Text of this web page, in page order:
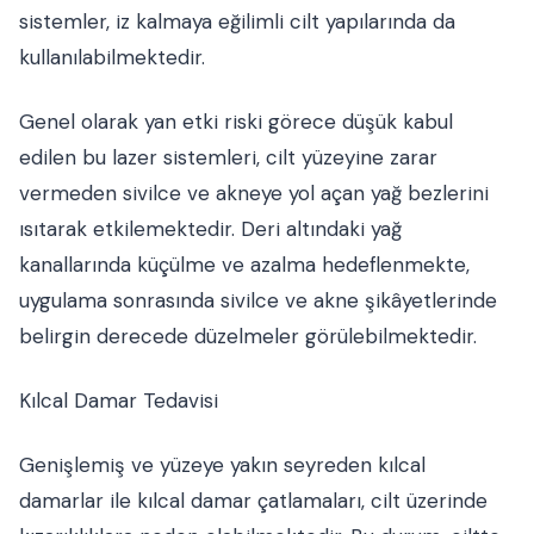
sistemler, iz kalmaya eğilimli cilt yapılarında da
kullanılabilmektedir.
Genel olarak yan etki riski görece düşük kabul
edilen bu lazer sistemleri, cilt yüzeyine zarar
vermeden sivilce ve akneye yol açan yağ bezlerini
ısıtarak etkilemektedir. Deri altındaki yağ
kanallarında küçülme ve azalma hedeflenmekte,
uygulama sonrasında sivilce ve akne şikâyetlerinde
belirgin derecede düzelmeler görülebilmektedir.
Kılcal Damar Tedavisi
Genişlemiş ve yüzeye yakın seyreden kılcal
damarlar ile kılcal damar çatlamaları, cilt üzerinde